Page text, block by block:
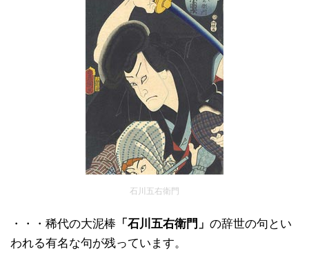
石川五右衛門
・・・稀代の大泥棒 「石川五右衛門」 の辞世の句とい
われる有名な句が残っています。